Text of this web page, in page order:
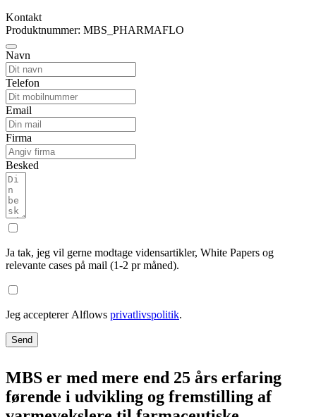
Kontakt
Produktnummer: MBS_PHARMAFLO
Navn
Telefon
Email
Firma
Besked
Ja tak, jeg vil gerne modtage vidensartikler, White Papers og
relevante cases på mail (1-2 pr måned).
Jeg accepterer Alflows privatlivspolitik.
Send
MBS er med mere end 25 års erfaring
førende i udvikling og fremstilling af